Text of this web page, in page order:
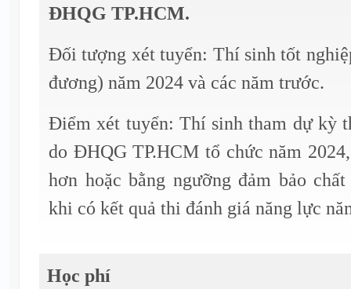
ĐHQG TP.HCM.
Đối tượng xét tuyển: Thí sinh tốt
đương) năm 2024 và các năm trước.
Điểm xét tuyển: Thí sinh tham dự kỳ
do ĐHQG TP.HCM tổ chức năm
hơn hoặc bằng ngưỡng đảm bảo
khi có kết quả thi đánh giá năng lực
Học phí